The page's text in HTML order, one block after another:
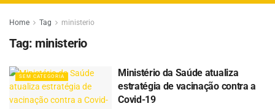
Home Tag ministerio
Tag: ministerio
SEM CATEGORIA
Ministério da Saúde atualiza
estratégia de vacinação contra a
Covid-19